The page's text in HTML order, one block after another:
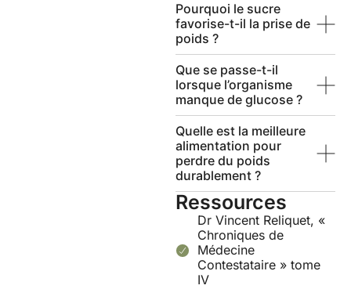
Pourquoi le sucre
favorise-t-il la prise de
poids ?
Que se passe-t-il
lorsque l’organisme
manque de glucose ?
Quelle est la meilleure
alimentation pour
perdre du poids
durablement ?
Ressources
Dr Vincent Reliquet, «
Chroniques de
Médecine
Contestataire » tome
IV